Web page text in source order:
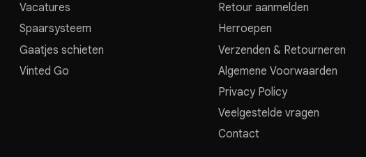
Vacatures
Spaarsysteem
Gaatjes schieten
Vinted Go
Retour aanmelden
Herroepen
Verzenden & Retourneren
Algemene Voorwaarden
Privacy Policy
Veelgestelde vragen
Contact